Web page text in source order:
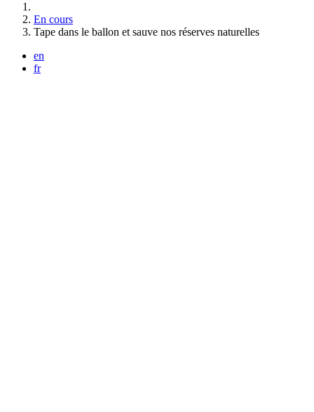
Vous êtes ici :
En cours
Tape dans le ballon et sauve nos réserves naturelles
en
fr